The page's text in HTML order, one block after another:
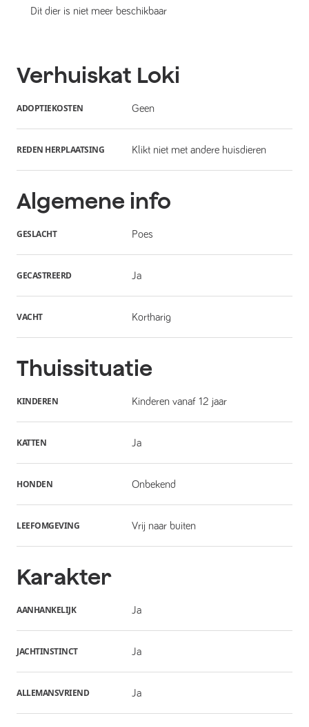
Dit dier is niet meer beschikbaar
Verhuiskat Loki
ADOPTIEKOSTEN Geen
REDEN HERPLAATSING Klikt niet met andere huisdieren
Algemene info
GESLACHT Poes
GECASTREERD Ja
VACHT Kortharig
Thuissituatie
KINDEREN Kinderen vanaf 12 jaar
KATTEN Ja
HONDEN Onbekend
LEEFOMGEVING Vrij naar buiten
Karakter
AANHANKELIJK Ja
JACHTINSTINCT Ja
ALLEMANSVRIEND Ja